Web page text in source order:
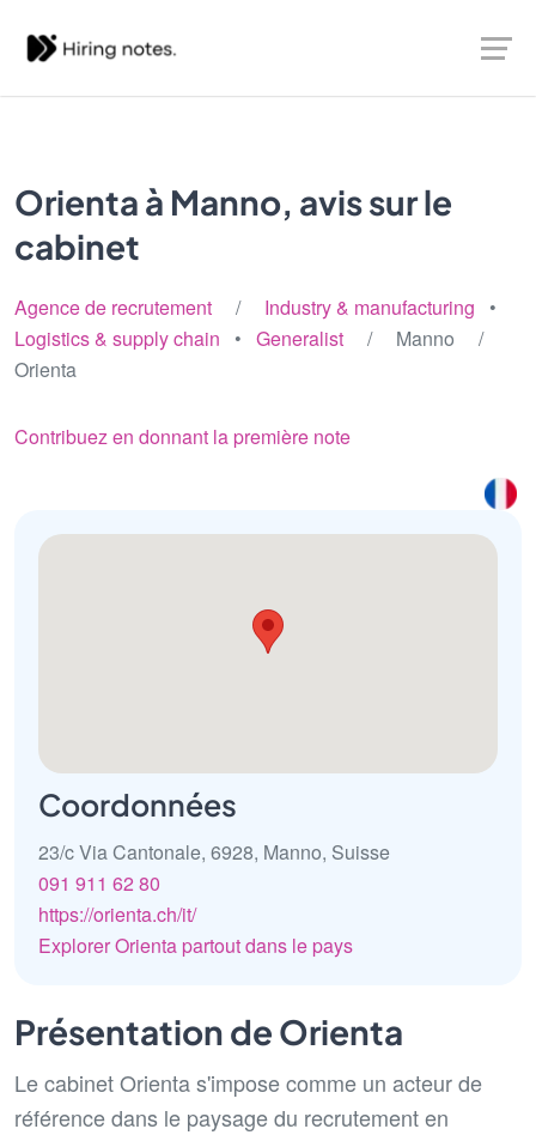
Orienta à Manno, avis sur le
cabinet
Agence de recrutement / Industry & manufacturing •
Logistics & supply chain • Generalist / Manno /
Orienta
Contribuez en donnant la première note
Coordonnées
23/c Via Cantonale, 6928, Manno, Suisse
091 911 62 80
https://orienta.ch/it/
Explorer Orienta partout dans le pays
Présentation de Orienta
Le cabinet Orienta s'impose comme un acteur de
référence dans le paysage du recrutement en